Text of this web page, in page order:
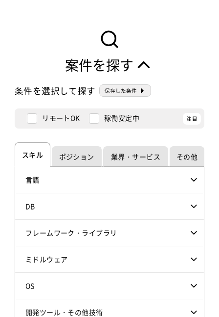
案件を探す
条件を選択して探す 保存した条件
リモートOK 稼働安定中
スキル ポジション 業界・サービス その他
言語
DB
フレームワーク・ライブラリ
ミドルウェア
OS
開発ツール・その他技術